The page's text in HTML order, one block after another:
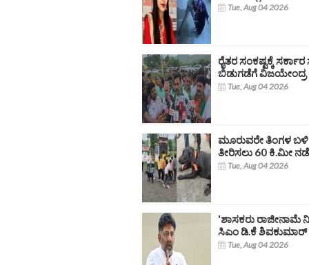
Tue, Aug 04 2026
ರೈತರ ಸಂಕಷ್ಟಕ್ಕೆ
ಬಿಡುಗಡೆಗೆ ವಿಜಯೇಂದ್ರ
Tue, Aug 04 2026
ಮೂರುವರೇ ತಿಂಗಳ
ತೀರಿಸಲು 60 ಕಿ.ಮೀ
Tue, Aug 04 2026
'ಶಾಸಕರು ರಾಜೀನಾಮೆ
ಸಿಎಂ ಡಿ.ಕೆ ಶಿವಕುಮಾರ್
Tue, Aug 04 2026